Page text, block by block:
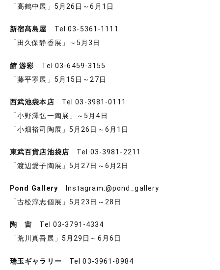
「高鶴中展」5月26日～6月1日
新宿髙島屋
Tel 03-5361-1111
「田久保静香展」～5月3日
館 游彩 Tel 03-6459-3155
「藤平寧展」5月15日～27日
西武池袋本店 Tel 03-3981-0111
「小野澤弘一陶展」～5月4日
「小畑裕司陶展」5月26日～6月1日
東武百貨店池袋店 Tel 03-3981-2211
「渡辺愛子陶展」5月27日～6月2日
Pond Gallery Instagram:@pond_gallery
「古松淳志個展」5月23日～28日
陶 宙 Tel 03-3791-4334
「荒川真吾展」5月29日～6月6日
瑞玉ギャラリー Tel 03-3961-8984